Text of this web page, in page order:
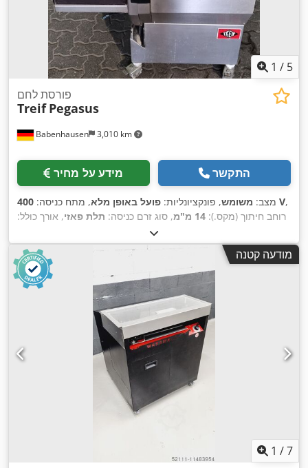
1 / 5
Babenhausen 3,010 km
פורסת לחם
Treif Pegasus
מידע על מחיר התקשר
מצב: משומש, פונקציונליות: פועל באופן מלא, מתח כניסה: 400 V,
רוחב חיתוך (מקס.): 14 מ"מ , סוג זרם כניסה: תלת פאזי, אורך כולל:
כניסה:50 הרץ , גובה חיתוך (מקס.):250 מ"מ , דרישת גובה:1,200
מ"מ , דרישת שטח אורך: 1,000 מ"מ ,
מודעה קטנה
1 /7